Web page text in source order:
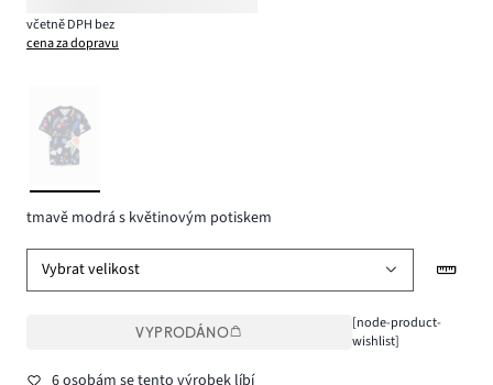
včetně DPH bez
cena za dopravu
tmavě modrá s květinovým potiskem
Vybrat velikost
VYPRODÁNO
[node-product-
wishlist]